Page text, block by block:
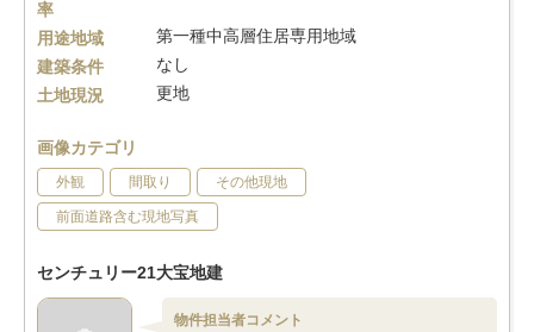
率
用途地域
第一種中高層住居専用地域
建築条件
なし
土地現況
更地
画像カテゴリ
外観 間取り その他現地
前面道路含む現地写真
センチュリー21大宝地建
物件担当者コメント